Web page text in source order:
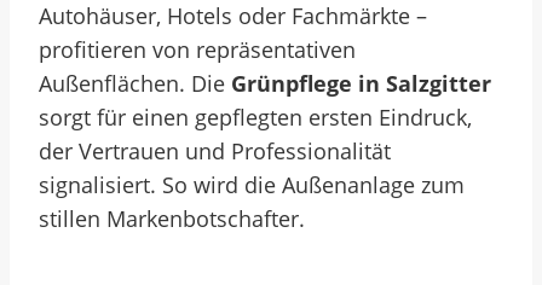
Autohäuser, Hotels oder Fachmärkte –
profitieren von repräsentativen
Außenflächen. Die Grünpflege in Salzgitter
sorgt für einen gepflegten ersten Eindruck,
der Vertrauen und Professionalität
signalisiert. So wird die Außenanlage zum
stillen Markenbotschafter.